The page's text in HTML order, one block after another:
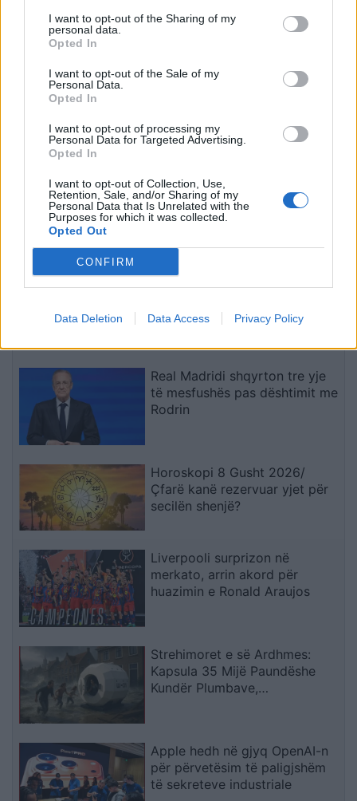
I want to opt-out of the Sharing of my
personal data.
Opted In
I want to opt-out of the Sale of my
Personal Data.
Opted In
I want to opt-out of processing my
Personal Data for Targeted Advertising.
Opted In
I want to opt-out of Collection, Use,
Retention, Sale, and/or Sharing of my
Personal Data that Is Unrelated with the
Purposes for which it was collected.
Opted Out
CONFIRM
Data Deletion Data Access Privacy Policy
Mourinho sjell disiplinë të
re te Real Madridi dhe u
Kontrollet mjekësore
Afrimi i Rodrit ngushton
hapësirat, Barcelona
tjetër xhevahir të
nga Bodrumspor, kalimi te
rivalitetin turk
të fundit
Real Madridi shqyrton tre yje
të mesfushës pas dështimit me
Rodrin
Horoskopi 8 Gusht 2026/
Çfarë kanë rezervuar yjet për
secilën shenjë?
Liverpooli surprizon në
merkato, arrin akord për
huazimin e Ronald Araujos
Strehimoret e së Ardhmes:
Kapsula 35 Mijë Paundëshe
Kundër Plumbave,
Apple hedh në gjyq OpenAI-n
për përvetësim të paligjshëm
të sekreteve industriale